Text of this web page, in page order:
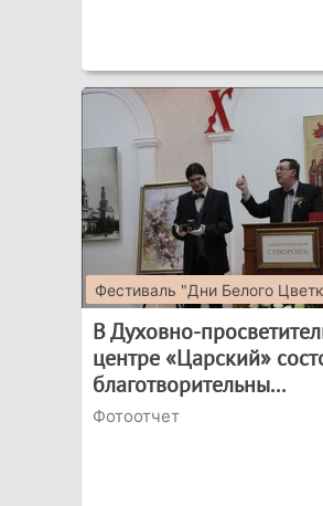
Фестиваль "Дни Белого
В Духовно-
центре «Царский»
благотворительны...
Фотоотчет